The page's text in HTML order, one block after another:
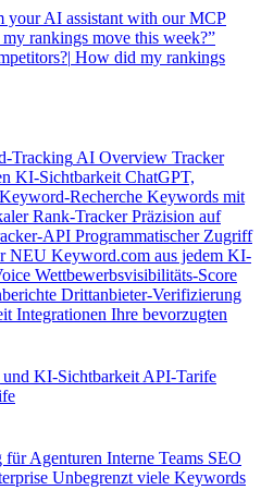
AI assistant with our MCP
rankings move this week?”
How did my rankings
Tracking AI Overview Tracker
KI-Sichtbarkeit ChatGPT,
Keyword-Recherche Keywords mit
Rank-TrackerPräzision auf
API Programmatischer Zugriff
NEU Keyword.com aus jedem KI-
Wettbewerbsvisibilitäts-Score
Drittanbieter-Verifizierung
Integrationen Ihre bevorzugten
KI-Sichtbarkeit API-Tarife
für Agenturen Interne Teams SEO
Unbegrenzt viele Keywords